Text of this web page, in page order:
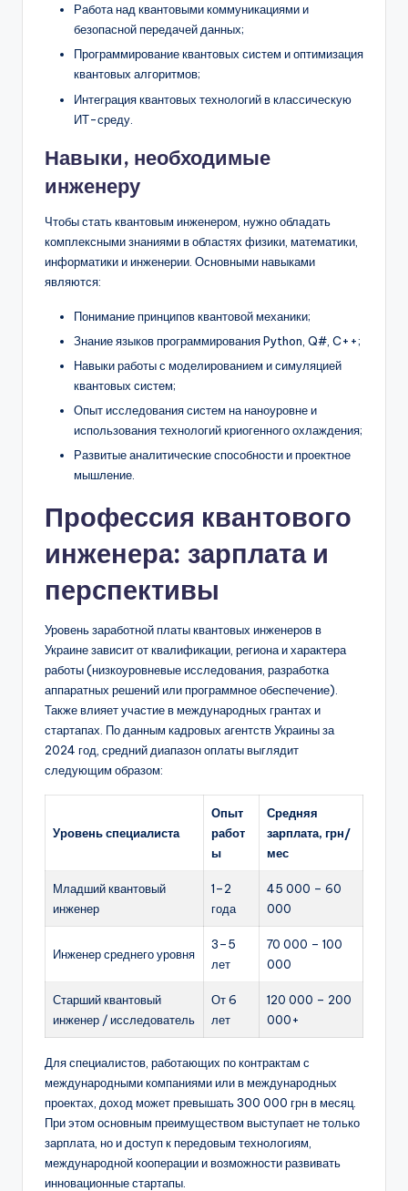
Работа над квантовыми коммуникациями и
безопасной передачей данных;
Программирование квантовых систем и оптимизация
квантовых алгоритмов;
Интеграция квантовых технологий в классическую
ИТ-среду.
Навыки, необходимые
инженеру
Чтобы стать квантовым инженером, нужно обладать
комплексными знаниями в областях физики, математики,
информатики и инженерии. Основными навыками
являются:
Понимание принципов квантовой механики;
Знание языков программирования Python, Q#, C++;
Навыки работы с моделированием и симуляцией
квантовых систем;
Опыт исследования систем на наноуровне и
использования технологий криогенного охлаждения;
Развитые аналитические способности и проектное
мышление.
Профессия квантового
инженера: зарплата и
перспективы
Уровень заработной платы квантовых инженеров в
Украине зависит от квалификации, региона и характера
работы (низкоуровневые исследования, разработка
аппаратных решений или программное обеспечение).
Также влияет участие в международных грантах и
стартапах. По данным кадровых агентств Украины за
2024 год, средний диапазон оплаты выглядит
следующим образом:
Уровень специалиста
Опыт
работ
ы
Средняя
зарплата, грн/
мес
Младший квантовый
инженер
1–2
года
45 000 – 60
000
Инженер среднего уровня
3–5
лет
70 000 – 100
000
Старший квантовый
инженер / исследователь
От 6
лет
120 000 – 200
000+
Для специалистов, работающих по контрактам с
международными компаниями или в международных
проектах, доход может превышать 300 000 грн в месяц.
При этом основным преимуществом выступает не только
зарплата, но и доступ к передовым технологиям,
международной кооперации и возможности развивать
инновационные стартапы.